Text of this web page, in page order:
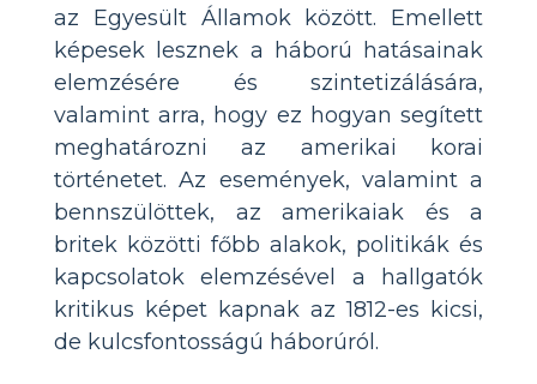
az Egyesült Államok között. Emellett
képesek lesznek a háború hatásainak
elemzésére és szintetizálására,
valamint arra, hogy ez hogyan segített
meghatározni az amerikai korai
történetet. Az események, valamint a
bennszülöttek, az amerikaiak és a
britek közötti főbb alakok, politikák és
kapcsolatok elemzésével a hallgatók
kritikus képet kapnak az 1812-es kicsi,
de kulcsfontosságú háborúról.